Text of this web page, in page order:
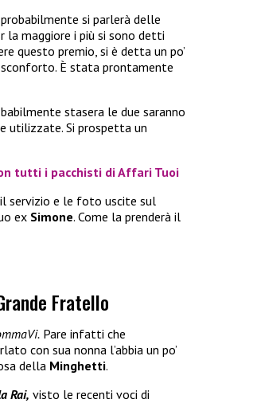
si parlerà delle
la maggiore i più si sono detti
questo premio, si è detta un po’
È stata prontamente
stasera le due saranno
utilizzate. Si prospetta un
tutti i pacchisti di Affari Tuoi
servizio e le foto uscite sul
ex Simone. Come la prenderà il
Fratello
Pare infatti che
con sua nonna l’abbia un po’
della Minghetti.
Rai, visto le recenti voci di